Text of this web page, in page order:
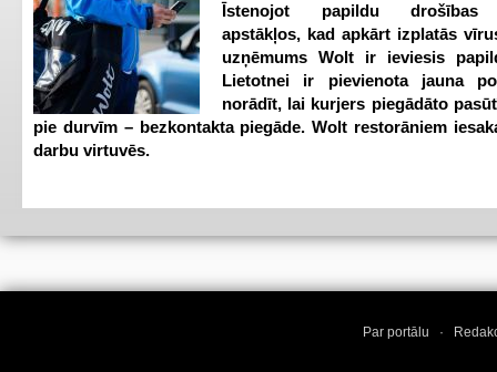
Īstenojot papildu drošības
apstākļos, kad apkārt izplatās
uzņēmums Wolt ir ieviesis
Lietotnei ir pievienota jauna
norādīt, lai kurjers piegādāto
pie durvīm – bezkontakta piegāde. Wolt restorāniem
darbu virtuvēs.
Par portālu ·